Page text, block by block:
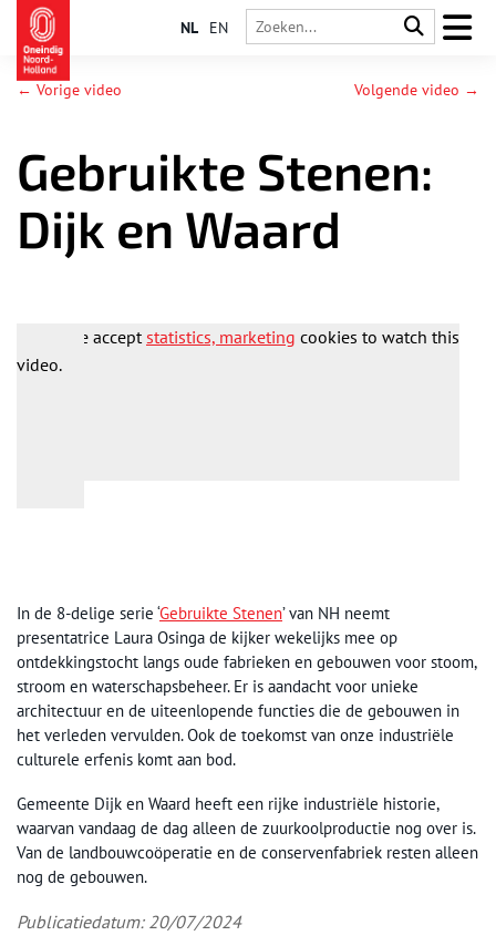
NL EN
← Vorige video Volgende video →
Gebruikte Stenen:
Dijk en Waard
Please acceptstatistics, marketing cookies to watch this
video.
In de 8-delige serie ‘Gebruikte Stenen’ van NH neemt
presentatrice Laura Osinga de kijker wekelijks mee op
ontdekkingstocht langs oude fabrieken en gebouwen voor stoom,
stroom en waterschapsbeheer. Er is aandacht voor unieke
architectuur en de uiteenlopende functies die de gebouwen in
het verleden vervulden. Ook de toekomst van onze industriële
culturele erfenis komt aan bod.
Gemeente Dijk en Waard heeft een rijke industriële historie,
waarvan vandaag de dag alleen de zuurkoolproductie nog over is.
Van de landbouwcoöperatie en de conservenfabriek resten alleen
nog de gebouwen.
Publicatiedatum: 20/07/2024